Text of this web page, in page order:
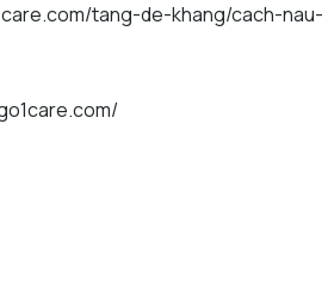
tang-de-khang/cach-nau-